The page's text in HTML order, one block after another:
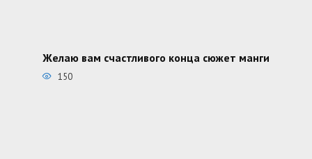
Желаю вам счастливого конца сюжет манги
150